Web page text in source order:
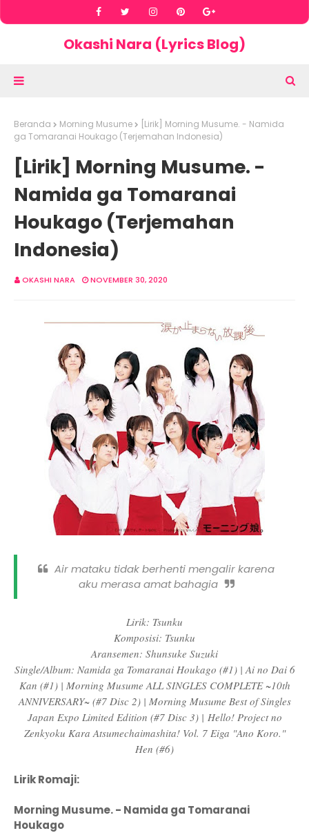
Okashi Nara (Lyrics Blog)
Beranda Morning Musume
[Lirik] Morning Musume. - Namida
ga Tomaranai Houkago (Terjemahan Indonesia)
[Lirik] Morning Musume. -
Namida ga Tomaranai
Houkago (Terjemahan
Indonesia)
OKASHI NARA NOVEMBER 30, 2020
Air mataku tidak berhenti mengalir karena
aku merasa amat bahagia
Lirik: Tsunku
Komposisi: Tsunku
Aransemen: Shunsuke Suzuki
Single/Album: Namida ga Tomaranai Houkago (#1) | Ai no Dai 6
Kan (#1) | Morning Musume ALL SINGLES COMPLETE ~10th
ANNIVERSARY~ (#7 Disc 2) | Morning Musume Best of Singles
Japan Expo Limited Edition (#7 Disc 3) | Hello! Project no
Zenkyoku Kara Atsumechaimashita! Vol. 7 Eiga "Ano Koro."
Hen (#6)
Lirik Romaji:
Morning Musume. - Namida ga Tomaranai
Houkago